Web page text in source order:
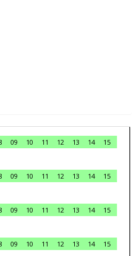
09 10 11 12 13 14
15
09 10 11 12 13 14
15
09 10 11 12 13 14
15
09 10 11 12 13 14
15